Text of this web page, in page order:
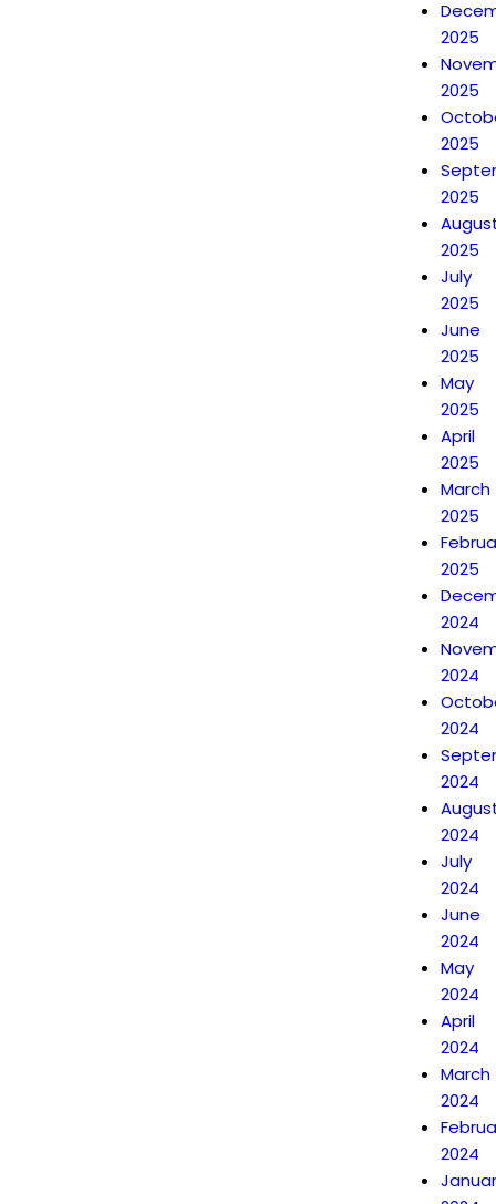
2025
2025
2025
2025
2025
July
2025
June
2025
May
2025
April
2025
March
2025
2025
2024
2024
2024
2024
2024
July
2024
June
2024
May
2024
April
2024
March
2024
2024